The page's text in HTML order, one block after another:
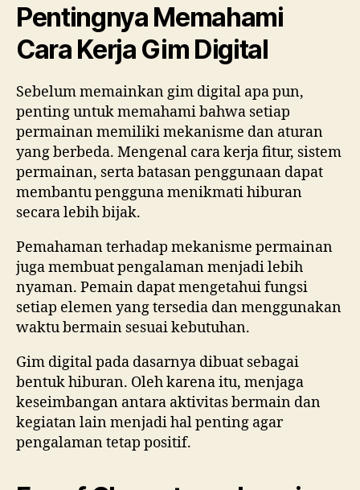
Pentingnya Memahami
Cara Kerja Gim Digital
Sebelum memainkan gim digital apa pun,
penting untuk memahami bahwa setiap
permainan memiliki mekanisme dan aturan
yang berbeda. Mengenal cara kerja fitur, sistem
permainan, serta batasan penggunaan dapat
membantu pengguna menikmati hiburan
secara lebih bijak.
Pemahaman terhadap mekanisme permainan
juga membuat pengalaman menjadi lebih
nyaman. Pemain dapat mengetahui fungsi
setiap elemen yang tersedia dan menggunakan
waktu bermain sesuai kebutuhan.
Gim digital pada dasarnya dibuat sebagai
bentuk hiburan. Oleh karena itu, menjaga
keseimbangan antara aktivitas bermain dan
kegiatan lain menjadi hal penting agar
pengalaman tetap positif.